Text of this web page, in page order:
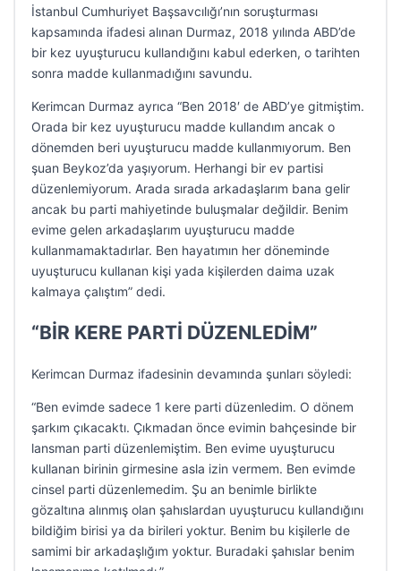
İstanbul Cumhuriyet Başsavcılığı’nın soruşturması
kapsamında ifadesi alınan Durmaz, 2018 yılında ABD’de
bir kez uyuşturucu kullandığını kabul ederken, o tarihten
sonra madde kullanmadığını savundu.
Kerimcan Durmaz ayrıca “Ben 2018′ de ABD’ye gitmiştim.
Orada bir kez uyuşturucu madde kullandım ancak o
dönemden beri uyuşturucu madde kullanmıyorum. Ben
şuan Beykoz’da yaşıyorum. Herhangi bir ev partisi
düzenlemiyorum. Arada sırada arkadaşlarım bana gelir
ancak bu parti mahiyetinde buluşmalar değildir. Benim
evime gelen arkadaşlarım uyuşturucu madde
kullanmamaktadırlar. Ben hayatımın her döneminde
uyuşturucu kullanan kişi yada kişilerden daima uzak
kalmaya çalıştım” dedi.
“BİR KERE PARTİ DÜZENLEDİM”
Kerimcan Durmaz ifadesinin devamında şunları söyledi:
“Ben evimde sadece 1 kere parti düzenledim. O dönem
şarkım çıkacaktı. Çıkmadan önce evimin bahçesinde bir
lansman parti düzenlemiştim. Ben evime uyuşturucu
kullanan birinin girmesine asla izin vermem. Ben evimde
cinsel parti düzenlemedim. Şu an benimle birlikte
gözaltına alınmış olan şahıslardan uyuşturucu kullandığını
bildiğim birisi ya da birileri yoktur. Benim bu kişilerle de
samimi bir arkadaşlığım yoktur. Buradaki şahıslar benim